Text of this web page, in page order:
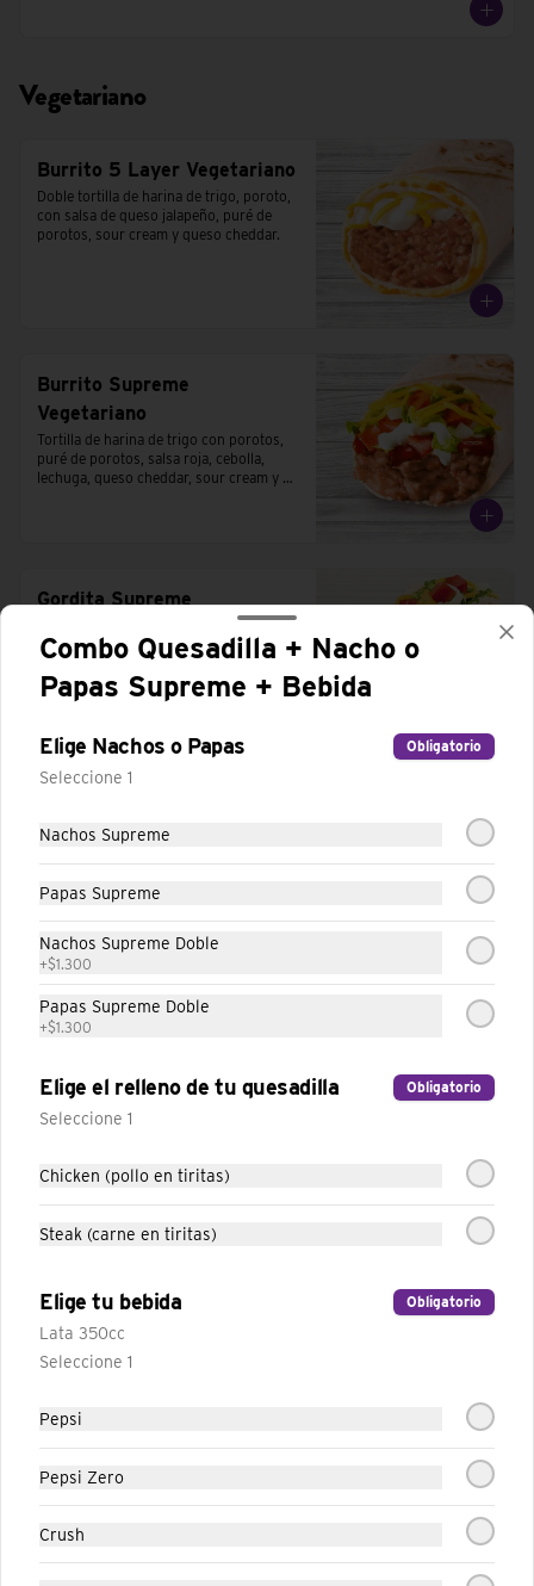
Vegetariano
Burrito 5 Layer Vegetariano
Doble tortilla de harina de trigo, poroto,
con salsa de queso jalapeño, puré de
porotos, sour cream y queso cheddar.
Burrito Supreme
Vegetariano
Tortilla de harina de trigo con porotos,
puré de porotos, salsa roja, cebolla,
lechuga, queso cheddar, sour cream y
Gordita Supreme
Tortilla de harina de trigo, con poroto,
sour cream, lechuga, mezcla de tres
quesos y tomates.
Vegetariano
Tortilla de maíz cubierta en queso y puré
porotos, envuelta en una tortilla de trigo
con porotos mas lechuga y queso
cheddar.
Taco Suave Supreme
Tortilla de trigo con porotos, sour cream,
lechuga, queso cheddar y tomates.
Conócenos
Trabaja con nosotros
Combo Quesadilla + Nacho o
Papas Supreme + Bebida
Elige Nachos o Papas Obligatorio
Seleccione 1
Nachos Supreme
Papas Supreme
Nachos Supreme Doble
+$1.300
Papas Supreme Doble
+$1.300
Elige el relleno de tu quesadilla Obligatorio
Seleccione 1
Chicken (pollo en tiritas)
Steak (carne en tiritas)
Elige tu bebida Obligatorio
Lata 350cc
Seleccione 1
Pepsi
Pepsi Zero
Crush